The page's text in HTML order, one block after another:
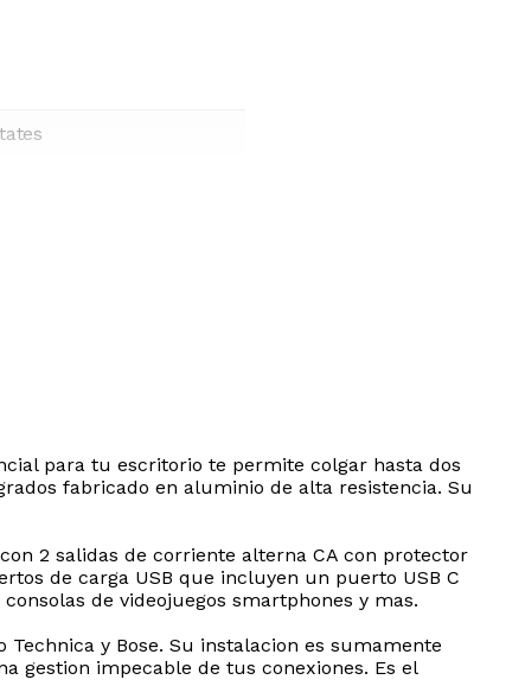
para tu escritorio te permite colgar hasta dos
fabricado en aluminio de alta resistencia. Su
2 salidas de corriente alterna CA con protector
de carga USB que incluyen un puerto USB C
de videojuegos smartphones y mas.
y Bose. Su instalacion es sumamente
gestion impecable de tus conexiones. Es el